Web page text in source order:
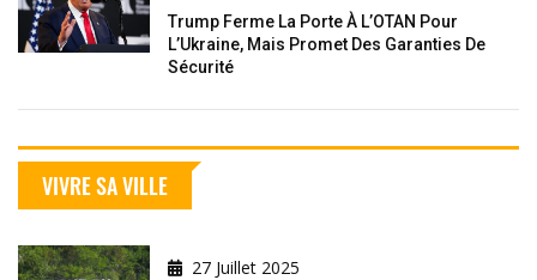
Trump Ferme La Porte À L’OTAN Pour
L’Ukraine, Mais Promet Des Garanties De
Sécurité
VIVRE SA VILLE
27 Juillet 2025